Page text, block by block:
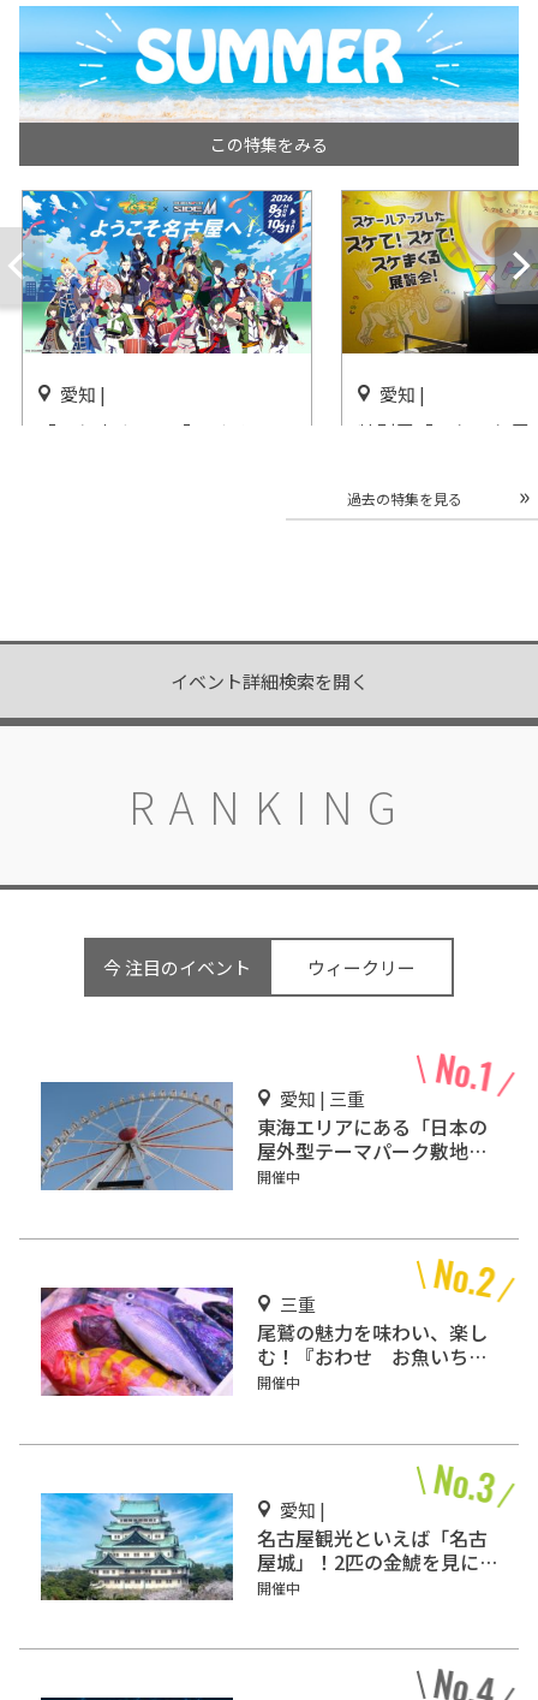
イベント詳細検索を開く
RANKING
今 注目のイベント ウィークリー
愛知 | 三重
東海エリアにある「日本の
屋外型テーマパーク敷地面
積ランキング」入りしてい
開催中
三重
尾鷲の魅力を味わい、楽し
む！『おわせ お魚いち
ば おとと』をご紹介
開催中
愛知 |
名古屋観光といえば「名古
屋城」！2匹の金鯱を見に
行こう
開催中
この特集をみる
愛知 |
「でらます」×「アイドルマ
愛知 |
特別展「スケスケ展
ＦＵＪＩなごや科学
開催中
過去の特集を見る